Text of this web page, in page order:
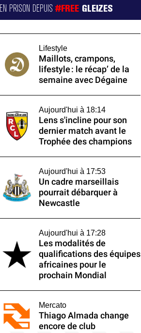
EN PRISON DEPUIS#FREE GLEIZES
Lifestyle
Maillots, crampons,
lifestyle : le récap’ de la
semaine avec Dégaine
Aujourd'hui à 18:14
Lens s'incline pour son
dernier match avant le
Trophée des champions
Aujourd'hui à 17:53
Un cadre marseillais
pourrait débarquer à
Newcastle
Aujourd'hui à 17:28
Les modalités de
qualifications des équipes
africaines pour le
prochain Mondial
Mercato
Thiago Almada change
encore de club